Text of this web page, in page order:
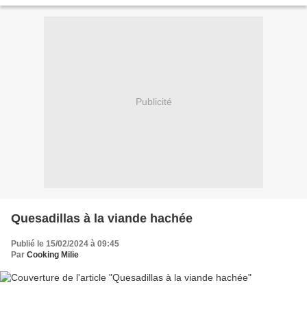
Publicité
Quesadillas à la viande hachée
Publié le 15/02/2024 à 09:45
Par Cooking Milie